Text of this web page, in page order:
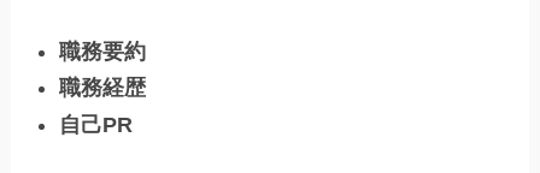
職務要約
職務経歴
自己PR